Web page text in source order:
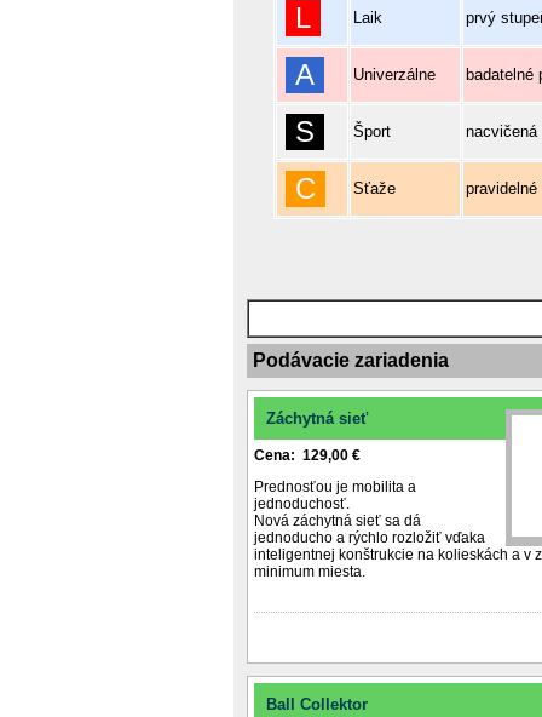
L Laik prvý
A Univerzálne badatelné
S Šport
C Sťaže
Podávacie zariadenia
Záchytná sieť
Cena: 129,00 €
Prednosťou je mobilita a
jednoduchosť.
Nová záchytná sieť sa dá
jednoducho a rýchlo rozložiť vďaka
inteligentnej konštrukcie na kolieskách a v
minimum miesta.
Ball Collektor